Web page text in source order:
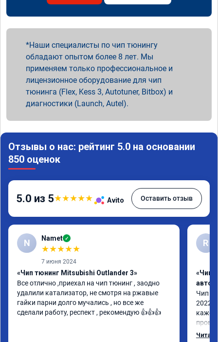
Наши специалисты по чип тюнингу
обладают опытом более 8 лет. Мы
применяем только профессиональное и
лицензионное оборудование для чип
тюнинга (Flex, Kess 3, Autotuner, Bitbox) и
диагностики (Launch, Autel).
Отзывы о нас: рейтинг 5.0 на основании
850 оценок
5.0 из 5★★★★★ Avito Оставить отзыв
N Namet ✓
★★★★★
7 июня 2024
«Чип тюнинг Mitsubishi Outlander 3»
Все отлично ,приехал на чип тюнинг , заодно
удалили катализатор, не смотря на ржавые
гайки парни долго мучались , но все же
сделали работу, респект , рекомендую 👍👍👍
R
«Чип
Чип
2022